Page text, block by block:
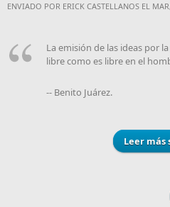
ENVIADO POR ERICK CASTELLANOS EL
La emisión de las ideas por
libre como es libre en el
-- Benito Juárez.
Leer más